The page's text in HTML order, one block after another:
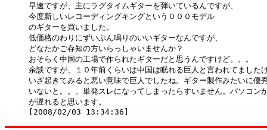
早速ですが、主にラグタイムギターを弾いているんですが、
今度新しいレコーディングキングという０００モデル
のギターを買いました。
低価格のわりにずいぶん鳴りのいいギターなんですが、
どなたかご存知の方いらっしゃいませんか？
おそらく中国の工場で作られたギターだと思うんですけど。。。
余談ですが、１０年前くらいは中国は眠れる巨人と言われてました
いざ起きてみると悪い意味で巨人でしたね。ギター製作みたいに優
いないと。。。単発スレになってしまったらすいません。パソコン
が遅れると思います。